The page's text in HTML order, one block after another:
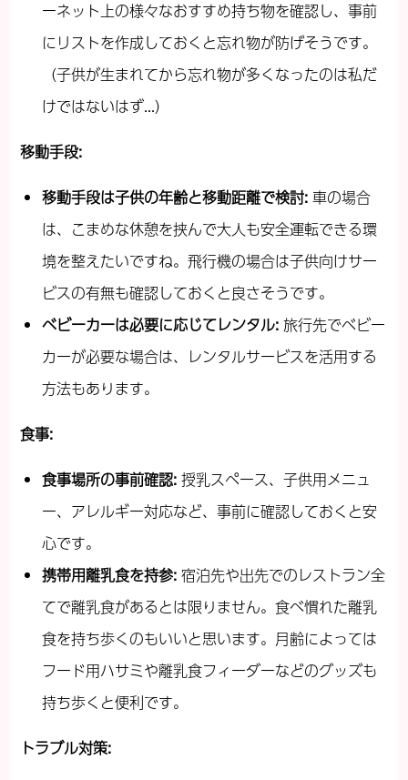
ーネット上の様々なおすすめ持ち物を確認し、事前
にリストを作成しておくと忘れ物が防げそうです。
（子供が生まれてから忘れ物が多くなったのは私だ
けではないはず...）
移動手段:
移動手段は子供の年齢と移動距離で検討: 車の場合
は、こまめな休憩を挟んで大人も安全運転できる環
境を整えたいですね。飛行機の場合は子供向けサー
ビスの有無も確認しておくと良さそうです。
ベビーカーは必要に応じてレンタル: 旅行先でベビー
カーが必要な場合は、レンタルサービスを活用する
方法もあります。
食事:
食事場所の事前確認: 授乳スペース、子供用メニュ
ー、アレルギー対応など、事前に確認しておくと安
心です。
携帯用離乳食を持参: 宿泊先や出先でのレストラン全
てで離乳食があるとは限りません。食べ慣れた離乳
食を持ち歩くのもいいと思います。月齢によっては
フード用ハサミや離乳食フィーダーなどのグッズも
持ち歩くと便利です。
トラブル対策: